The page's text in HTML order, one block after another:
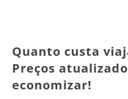
Quanto custa
Preços
economizar!